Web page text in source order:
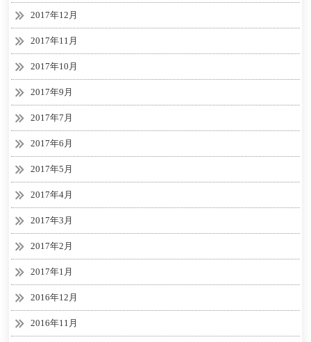
2017年12月
2017年11月
2017年10月
2017年9月
2017年7月
2017年6月
2017年5月
2017年4月
2017年3月
2017年2月
2017年1月
2016年12月
2016年11月